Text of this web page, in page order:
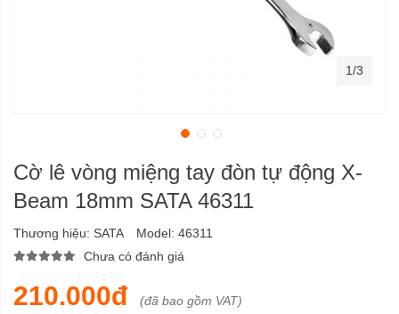
Cờ lê vòng miệng tay đòn tự động X-
Beam 18mm SATA 46311
Thương hiệu: SATA Model: 46311
Chưa có đánh giá
210.000đ (đã bao gồm VAT)
1/3